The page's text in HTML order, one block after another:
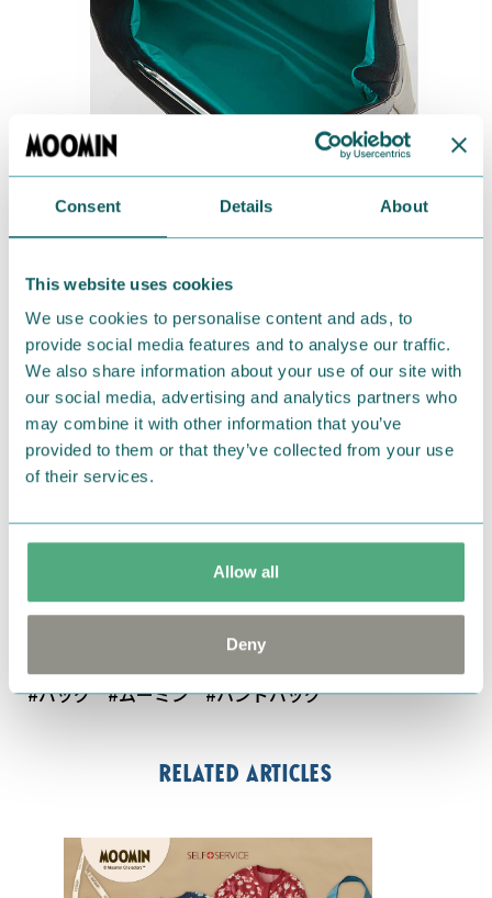
Consent Details About
This website uses cookies
We use cookies to personalise content and ads, to
provide social media features and to analyse our traffic.
We also share information about your use of our site with
our social media, advertising and analytics partners who
may combine it with other information that you’ve
provided to them or that they’ve collected from your use
of their services.
Allow all
Deny
内側は明るいグリーンの生地をチョイスしました。
A4サイズもすっぽり入りますよ。
★購入ページはこちら。
通信販売のフェリシモのウェブサイトで好評発売中で
す。
■商品名：ムーミンと仲間たち 横長シルエットのき
ちんとバッグ
■価格（税抜）：1個 4,500円
■サイズ：縦約30ｃｍ、横約37ｃｍ、まち幅約5ｃｍ
（底部）
#バッグ #ムーミン #ハンドバッグ
Related articles